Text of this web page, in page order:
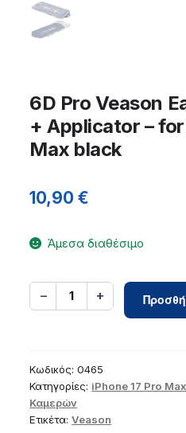
6D Pro Veason
+ Applicator – for
Max black
10,90€
Άμεσα διαθέσιμο
− 1 +
6D
Pro
Glass
Κωδικός:0465
Κατηγορίες: iPhone 17 Pro Max
Καμερών
Ετικέτα:Veason